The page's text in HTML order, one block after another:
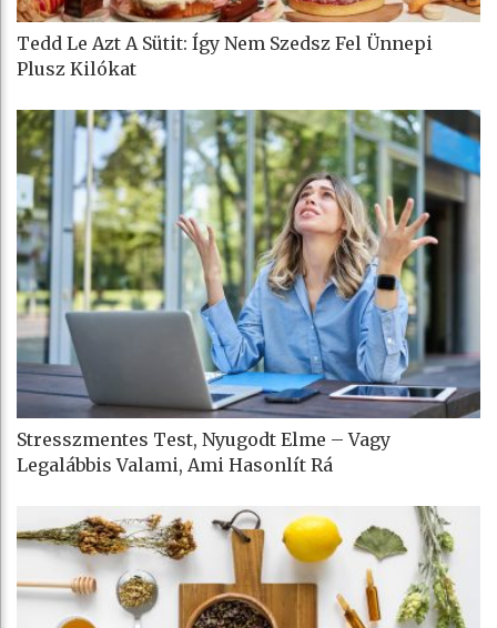
Tedd Le Azt A Sütit: Így Nem Szedsz Fel Ünnepi
Plusz Kilókat
Stresszmentes Test, Nyugodt Elme – Vagy
Legalábbis Valami, Ami Hasonlít Rá